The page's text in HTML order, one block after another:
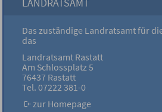
Das zuständige Landratsamt für
das
Landratsamt Rastatt
Am Schlossplatz 5
76437 Rastatt
Tel. 07222 381-0
zur Homepage